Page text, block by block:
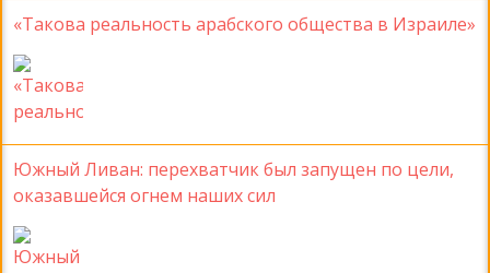
«Такова реальность арабского общества в Израиле»
Южный Ливан: перехватчик был запущен по цели,
оказавшейся огнем наших сил